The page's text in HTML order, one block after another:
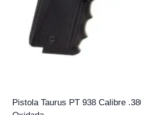
Pistola Taurus PT 938 Calibre